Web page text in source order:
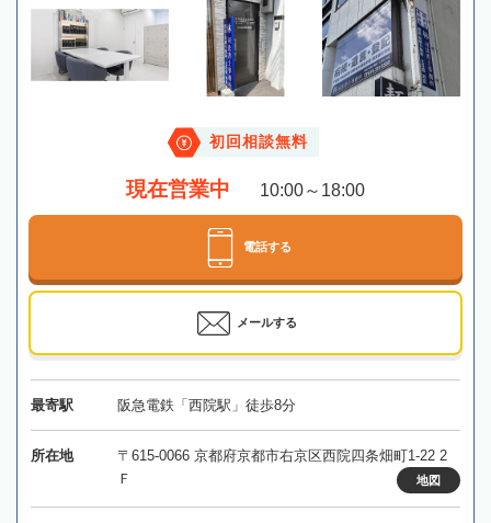
初回相談無料
現在営業中 10:00～18:00
電話する
メールする
最寄駅 阪急電鉄「西院駅」徒歩8分
所在地
〒615-0066 京都府京都市右京区西院四条畑町1-22 2
Ｆ
地図